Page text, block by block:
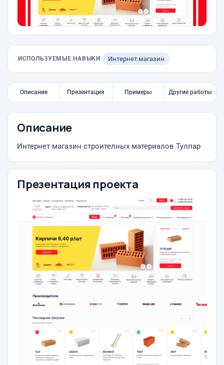
ИСПОЛЬЗУЕМЫЕ НАВЫКИ Интернет магазин
Описание Презентация Примеры Другие работы
Описание
Интернет магазин строителных материалов Тулпар
Презентация проекта